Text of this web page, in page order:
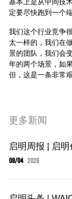
基本上是从中间技
定要尽快跑到一个
我们这个行业竞争
太一样的，我们在
景的团队，我们会
年的两个场景，如
但，这是一条非常
更多新闻
启明周报 | 启
08/04 2026